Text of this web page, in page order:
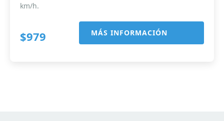
km/h.
$979 MÁS INFORMACIÓN